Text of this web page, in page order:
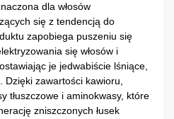
dla włosów
się z tendencją do
zapobiega puszeniu się
się włosów i
je jedwabiście lśniące,
Dzięki zawartości kawioru,
tłuszczowe i aminokwasy, które
zniszczonych łusek